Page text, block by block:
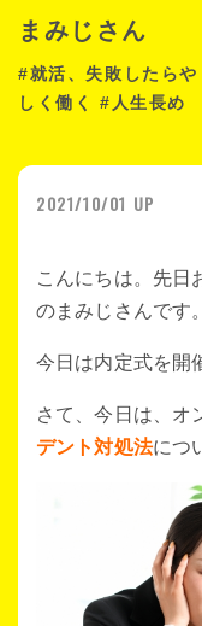
まみじさん
#就活、失敗したら
しく働く #人生長め
2021/10/01 UP
こんにちは。先日
のまみじさんです。
今日は内定式を開
さて、今日は、オ
デント対処法につ